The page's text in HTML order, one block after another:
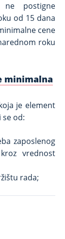
ne postigne
od 15 dana
cene
roku
minimalna
je element
od:
zaposlenog
vrednost
rada;